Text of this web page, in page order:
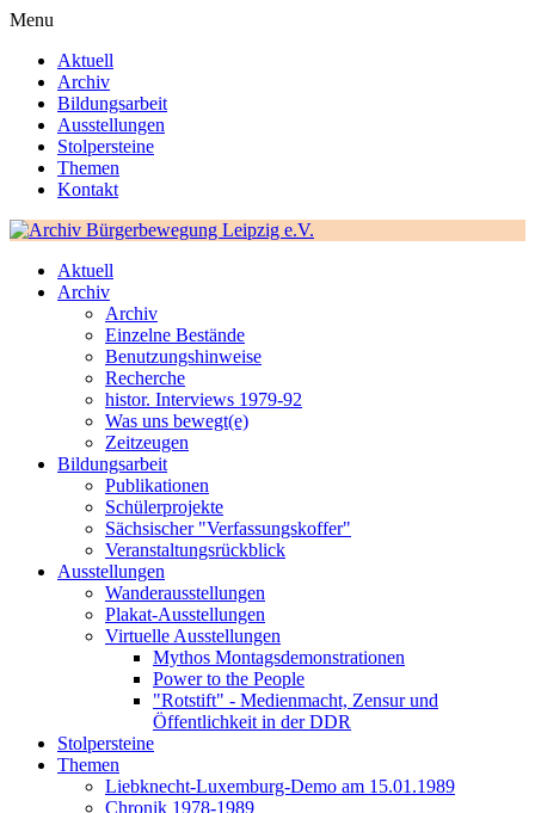
Menu
Aktuell
Archiv
Bildungsarbeit
Ausstellungen
Stolpersteine
Themen
Kontakt
Aktuell
Archiv
Archiv
Einzelne Bestände
Benutzungshinweise
Recherche
histor. Interviews 1979-92
Was uns bewegt(e)
Zeitzeugen
Bildungsarbeit
Publikationen
Schülerprojekte
Sächsischer "Verfassungskoffer"
Veranstaltungsrückblick
Ausstellungen
Wanderausstellungen
Plakat-Ausstellungen
Virtuelle Ausstellungen
Mythos Montagsdemonstrationen
Power to the People
"Rotstift" - Medienmacht, Zensur und
Öffentlichkeit in der DDR
Stolpersteine
Themen
Liebknecht-Luxemburg-Demo am 15.01.1989
Chronik 1978-1989